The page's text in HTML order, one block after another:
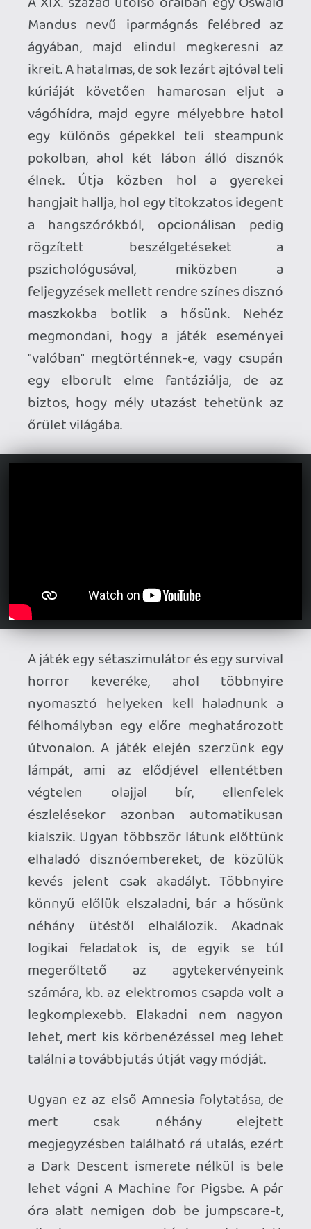
maszkokba botlik a hősünk. Nehéz
megmondani, hogy a játék eseményei
"valóban" megtörténnek-e, vagy csupán
egy elborult elme fantáziálja, de az
biztos, hogy mély utazást tehetünk az
őrület világába.
A játék egy sétaszimulátor és egy survival
horror keveréke, ahol többnyire
nyomasztó helyeken kell haladnunk a
félhomályban egy előre meghatározott
útvonalon. A játék elején szerzünk egy
lámpát, ami az elődjével ellentétben
végtelen olajjal bír, ellenfelek
észlelésekor azonban automatikusan
kialszik. Ugyan többször látunk előttünk
elhaladó disznóembereket, de közülük
könnyű előlük elszaladni, bár a hősünk
Ugyan ez az első Amnesia folytatása, de
mert csak néhány elejtett
megjegyzésben található rá utalás, ezért
a Dark Descent ismerete nélkül is bele
lehet vágni A Machine for Pigsbe. A pár
óra alatt nemigen dob be jumpscare-t,
ellenben a nyomasztó hangulat miatt
végig borsódzik majd az ember háta a
játék közben.
Pro:
a pálya design;
a horror hangulat;
utazás az őrület mélységeibe;
változatos helyszínek;
a szinkronhangok;
kevés jumpscare;
a zenék;
valódi festmények a kúriában;
Kontra:
sok elnyújtott folyosó;
egyszerű logikai feladványok;
a maga korában is kopottas grafika;
hamar kikövetkeztethető a
gyerekek sorsa;
Kiknek ajánlható?